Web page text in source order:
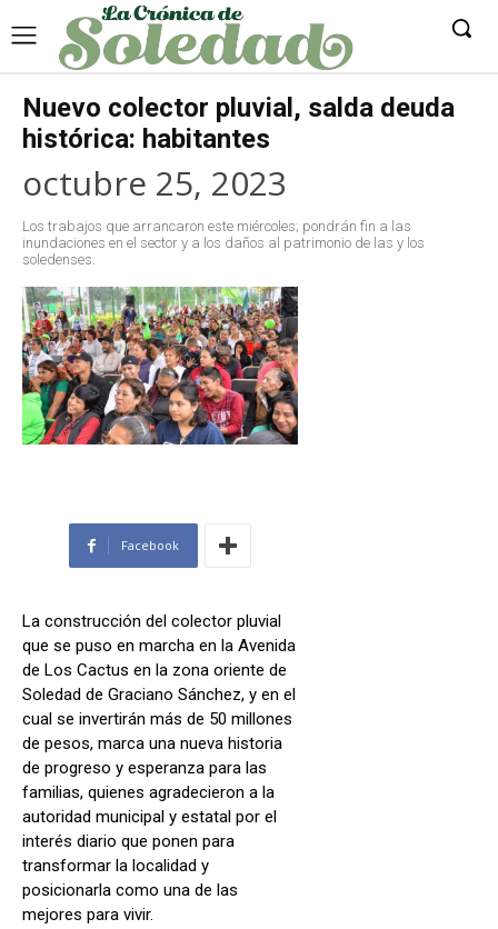
Nuevo colector pluvial, salda deuda
histórica: habitantes
octubre 25, 2023
Los trabajos que arrancaron este miércoles; pondrán fin a las
inundaciones en el sector y a los daños al patrimonio de las y los
soledenses.
Facebook
La construcción del colector pluvial
que se puso en marcha en la Avenida
de Los Cactus en la zona oriente de
Soledad de Graciano Sánchez, y en el
cual se invertirán más de 50 millones
de pesos, marca una nueva historia
de progreso y esperanza para las
familias, quienes agradecieron a la
autoridad municipal y estatal por el
interés diario que ponen para
transformar la localidad y
posicionarla como una de las
mejores para vivir.